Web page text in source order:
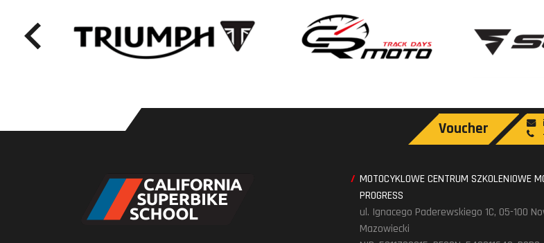
Voucher
MOTOCYKLOWE CENTRUM SZKOLENIOWE
PROGRESS
ul. Ignacego Paderewskiego 1C, 05-100
Mazowiecki